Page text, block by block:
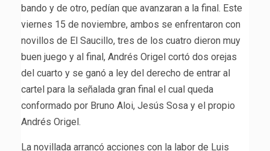
bando y de otro, pedían que avanzaran a la final. Este
viernes 15 de noviembre, ambos se enfrentaron con
novillos de El Saucillo, tres de los cuatro dieron muy
buen juego y al final, Andrés Origel cortó dos orejas
del cuarto y se ganó a ley del derecho de entrar al
cartel para la señalada gran final el cual queda
conformado por Bruno Aloi, Jesús Sosa y el propio
Andrés Origel.
La novillada arrancó acciones con la labor de Luis